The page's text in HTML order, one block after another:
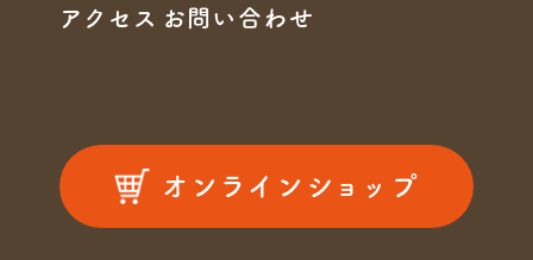
アクセス お問い合わせ
オンラインショップ